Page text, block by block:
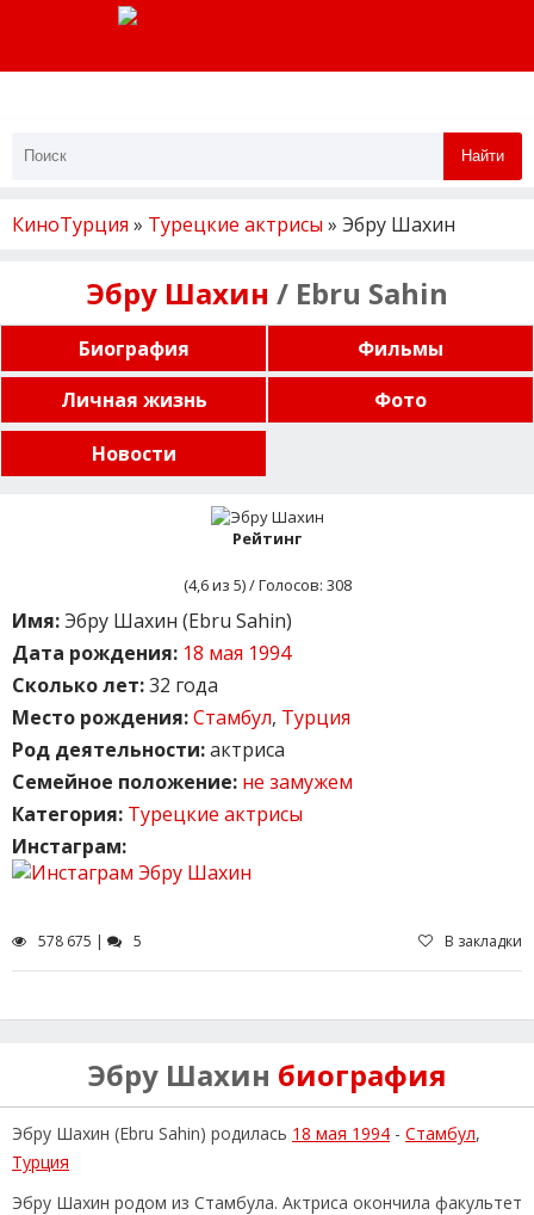
Найти
КиноТурция » Турецкие актрисы » Эбру Шахин
Эбру Шахин / Ebru Sahin
Биография
Фильмы
Личная жизнь
Фото
Новости
Рейтинг
(4,6из 5) / Голосов: 308
Имя:Эбру Шахин (Ebru Sahin)
Дата рождения: 18 мая 1994
Сколько лет:32 года
Место рождения:Стамбул, Турция
Род деятельности:актриса
Семейное положение: не замужем
Категория: Турецкие актрисы
Инстаграм:
578 675 | 5 В закладки
Эбру Шахин биография
Эбру Шахин (Ebru Sahin) родилась 18 мая 1994 - Стамбул,
Турция
Эбру Шахин родом из Стамбула. Актриса окончила факультет